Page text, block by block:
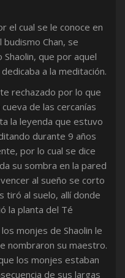
el cual se le conoce en
budismo Chan, se
que por aquel
a la meditación.
rechazado por lo que
de las cercanías
la leyenda que estuvo
durante 9 años
por lo cual se dice
su sombra en la pared
al sueño se corto
tiró al suelo, allí donde
la planta del Té
monjes de Shaolin le
nombraron su maestro.
los monjes estaban
de sus largas